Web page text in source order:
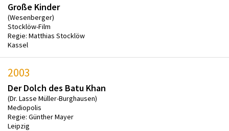
Große Kinder
(Wesenberger)
Stocklöw-Film
Regie: Matthias Stocklöw
Kassel
2003
Der Dolch des Batu Khan
(Dr. Lasse Müller-Burghausen)
Mediopolis
Regie: Günther Mayer
Leipzig